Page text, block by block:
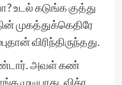
உடல் கடுங்க குத்து
முகத்துக்கெதிரே
விரிந்திருந்தது.
அவள் கண்
முடியாது. விக்ர